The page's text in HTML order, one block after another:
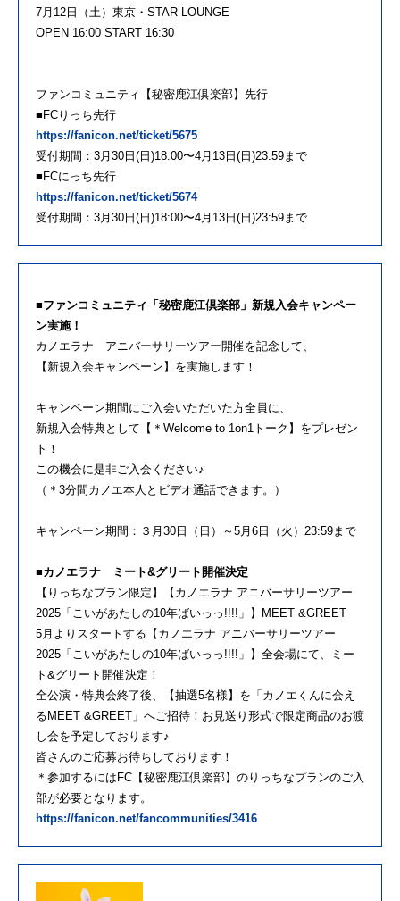
7月12日（土）東京・STAR LOUNGE
OPEN 16:00 START 16:30
ファンコミュニティ【秘密鹿江倶楽部】先行
■FCりっち先行
https://fanicon.net/ticket/5675
受付期間：3月30日(日)18:00〜4月13日(日)23:59まで
■FCにっち先行
https://fanicon.net/ticket/5674
受付期間：3月30日(日)18:00〜4月13日(日)23:59まで
■ファンコミュニティ「秘密鹿江倶楽部」新規入会キャンペー
ン実施！
カノエラナ アニバーサリーツアー開催を記念して、
【新規入会キャンペーン】を実施します！
キャンペーン期間にご入会いただいた方全員に、
新規入会特典として【＊Welcome to 1on1トーク】をプレゼン
ト！
この機会に是非ご入会ください♪
（＊3分間カノエ本人とビデオ通話できます。）
キャンペーン期間：３月30日（日）～5月6日（火）23:59まで
■カノエラナ ミート&グリート開催決定
【りっちなプラン限定】【カノエラナ アニバーサリーツアー
2025「こいがあたしの10年ばいっっ!!!!」】MEET &GREET
5月よりスタートする【カノエラナ アニバーサリーツアー
2025「こいがあたしの10年ばいっっ!!!!」】全会場にて、ミー
ト&グリート開催決定！
全公演・特典会終了後、【抽選5名様】を「カノエくんに会え
るMEET &GREET」へご招待！お見送り形式で限定商品のお渡
し会を予定しております♪
皆さんのご応募お待ちしております！
＊参加するにはFC【秘密鹿江倶楽部】のりっちなプランのご入
部が必要となります。
https://fanicon.net/fancommunities/3416